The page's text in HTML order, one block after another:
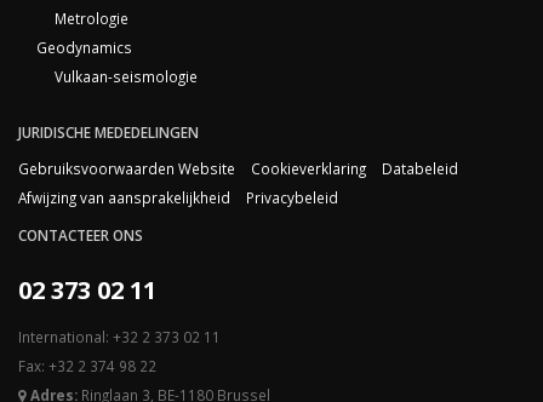
Metrologie
Geodynamics
Vulkaan-seismologie
JURIDISCHE MEDEDELINGEN
Gebruiksvoorwaarden Website
Cookieverklaring
Databeleid
Afwijzing van aansprakelijkheid
Privacybeleid
CONTACTEER ONS
02 373 02 11
International: +32 2 373 02 11
Fax: +32 2 374 98 22
Adres: Ringlaan 3, BE-1180 Brussel